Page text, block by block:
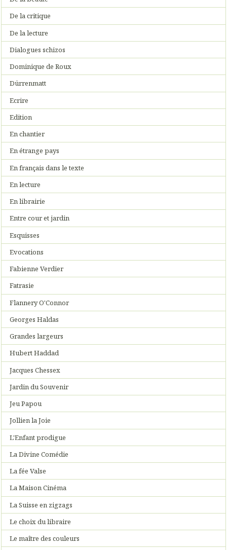
De la critique
De la lecture
Dialogues schizos
Dominique de Roux
Dürrenmatt
Ecrire
Edition
En chantier
En étrange pays
En français dans le texte
En lecture
En librairie
Entre cour et jardin
Esquisses
Evocations
Fabienne Verdier
Fatrasie
Flannery O'Connor
Georges Haldas
Grandes largeurs
Hubert Haddad
Jacques Chessex
Jardin du Souvenir
Jeu Papou
Jollien la Joie
L'Enfant prodigue
La Divine Comédie
La fée Valse
La Maison Cinéma
La Suisse en zigzags
Le choix du libraire
Le maître des couleurs